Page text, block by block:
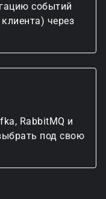
событий
через
RabbitMQ и
под свою